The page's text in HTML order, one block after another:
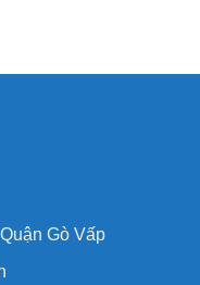
Gò Vấp